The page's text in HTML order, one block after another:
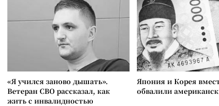
«Я учился заново дышать».
Ветеран СВО рассказал, как
жить с инвалидностью
Япония и Корея
обвалили